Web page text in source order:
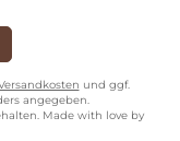
und ggf.
angegeben.
Made with love by